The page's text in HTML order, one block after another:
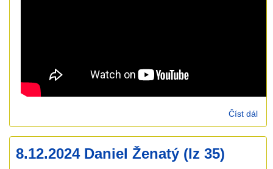
Číst dál
8.12.2024 Daniel Ženatý (Iz 35)